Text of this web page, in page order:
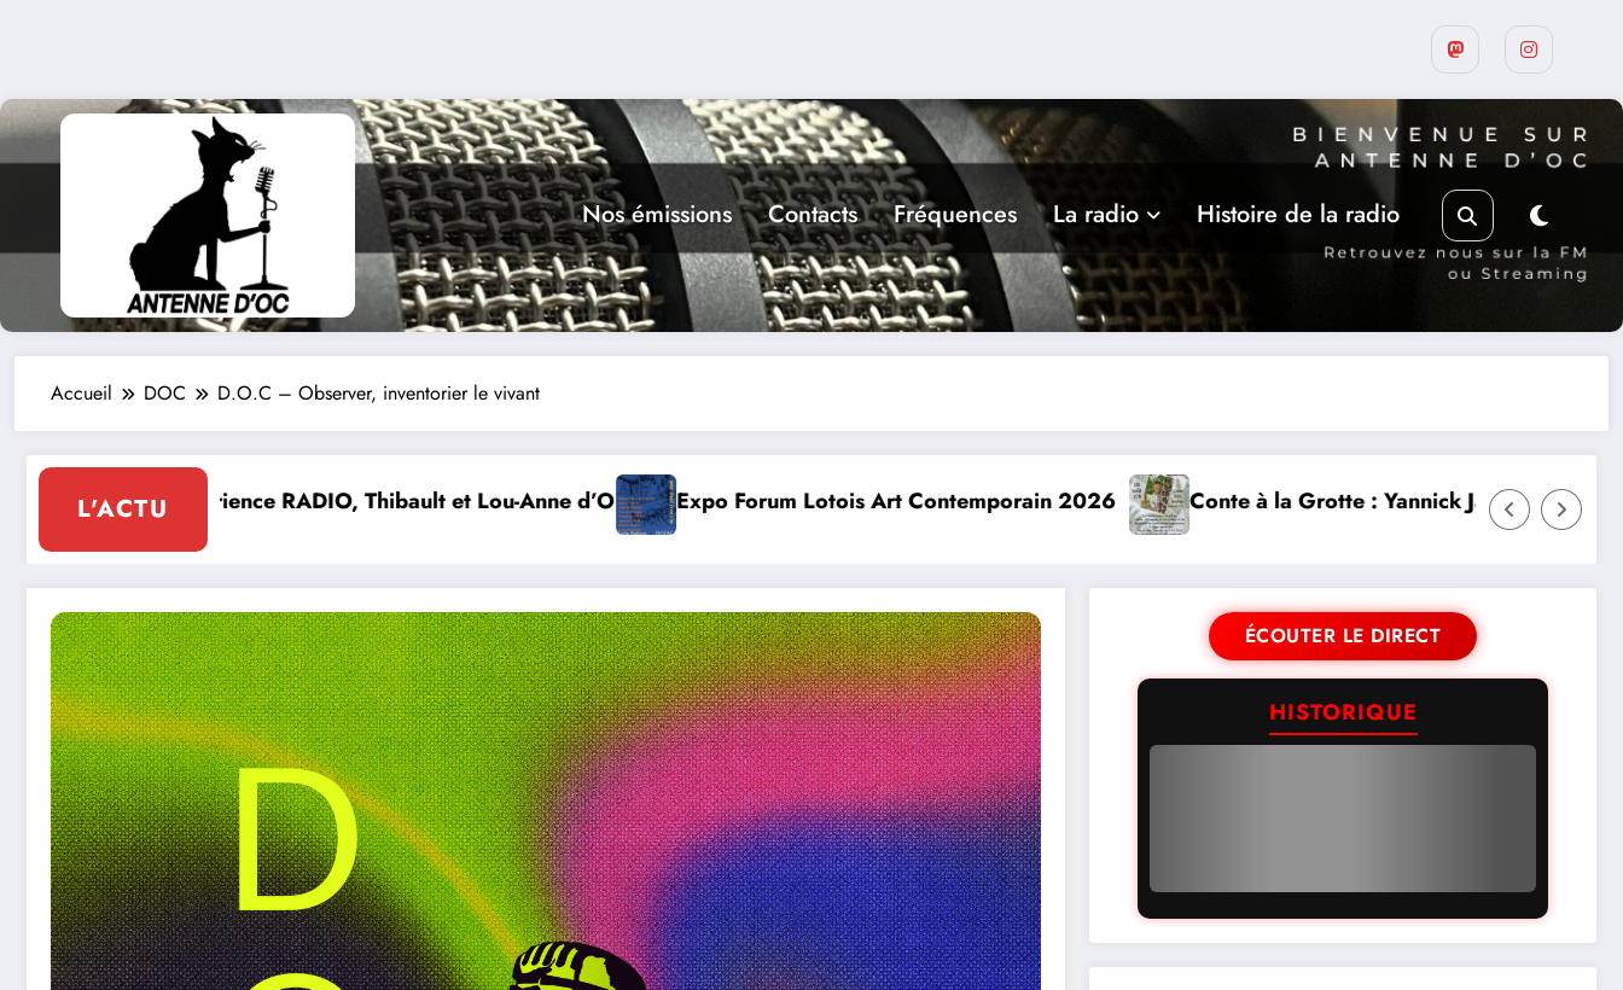
Nos émissions Contacts Fréquences La radio Histoire de la radio
Accueil DOC D.O.C – Observer, inventorier le vivant
L'ACTU
Anne d’Olmeto Expo Forum Lotois Art Contemporain 2026 Conte à la Grotte : Yannick Jaulin à Cajarc le 5 aoûtLes rencontres de Belaye, hommage à
ÉCOUTER LE DIRECT
HISTORIQUE